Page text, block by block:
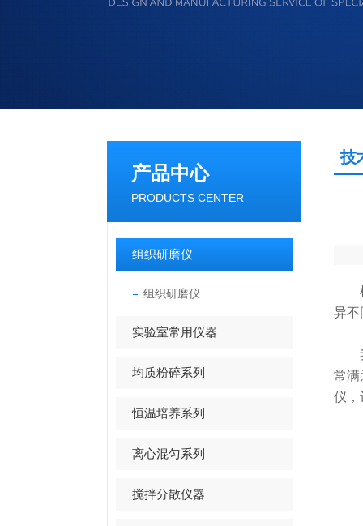
产品中心
PRODUCTS CENTER
组织研磨仪
组织研磨仪
实验室常用仪器
均质粉碎系列
恒温培养系列
离心混匀系列
搅拌分散仪器
技
异不
我
常满
仪，